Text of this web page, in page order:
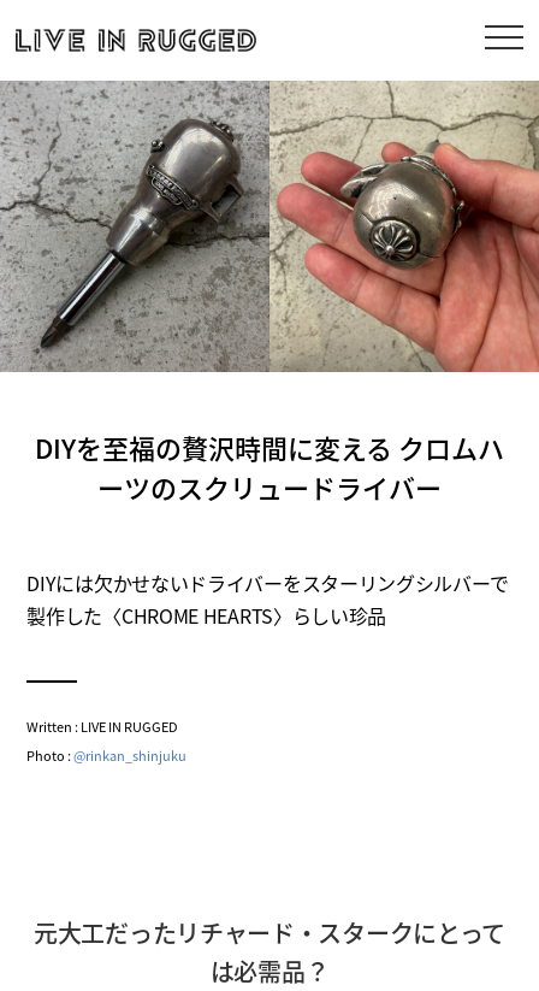
DIYを至福の贅沢時間に変える クロムハ
ーツのスクリュードライバー
DIYには欠かせないドライバーをスターリングシルバーで
製作した〈CHROME HEARTS〉らしい珍品
Written : LIVE IN RUGGED
Photo :@rinkan_shinjuku
元大工だったリチャード・スタークにとって
は必需品？